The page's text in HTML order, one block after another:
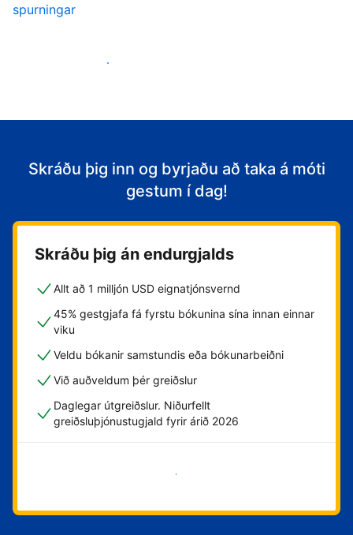
spurningar
Byrja að taka á móti gestum
Skráðu þig inn og byrjaðu að taka á móti
gestum í dag!
Skráðu þig án endurgjalds
Allt að 1 milljón USD eignatjónsvernd
45% gestgjafa fá fyrstu bókunina sína innan einnar
viku
Veldu bókanir samstundis eða bókunarbeiðni
Við auðveldum þér greiðslur
Daglegar útgreiðslur. Niðurfellt
greiðsluþjónustugjald fyrir árið 2026
Byrja núna